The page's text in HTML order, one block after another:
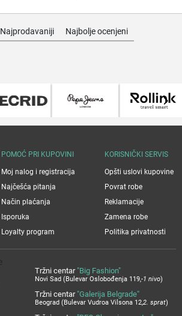
Najprodavaniji Najbolje ocenjeni
Tržni centar "Big Fashion"
Novi Sad (Bulevar Oslobođenja 119,-1 nivo)
Tržni centar "Galerija Belgrade"
Beograd (Bulevar Vudroa Vilsona 12,2. sprat)
POMOĆ PRI KUPOVINI
Moj nalog i registracija
Najčešća pitanja
Način plaćanja
Isporuka
Loyalty program
KORISNIČKI SERVIS
Opšti uslovi kupovine
Povrat robe
Reklamacije
Zamena robe
Politika privatnosti